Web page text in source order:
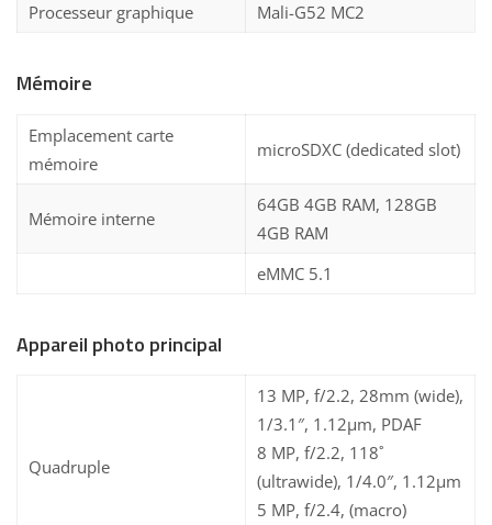
Processeur graphique
Mali-G52 MC2
Mémoire
Emplacement carte
mémoire
microSDXC (dedicated slot)
Mémoire interne
64GB 4GB RAM, 128GB
4GB RAM
eMMC 5.1
Appareil photo principal
Quadruple
13 MP, f/2.2, 28mm (wide),
1/3.1″, 1.12µm, PDAF
8 MP, f/2.2, 118˚
(ultrawide), 1/4.0″, 1.12µm
5 MP, f/2.4, (macro)